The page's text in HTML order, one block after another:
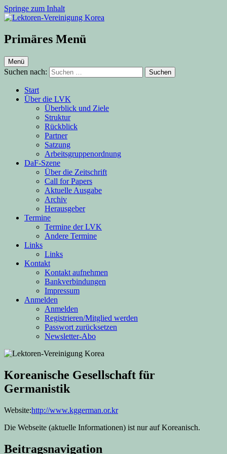
Springe zum Inhalt
Lektoren-Vereinigung Korea
Primäres Menü
Menü
Suchen nach:
Start
Über die LVK
Überblick und Ziele
Struktur
Rückblick
Partner
Satzung
Arbeitsgruppenordnung
DaF-Szene
Über die Zeitschrift
Call for Papers
Aktuelle Ausgabe
Archiv
Herausgeber
Termine
Termine der LVK
Andere Termine
Links
Links
Kontakt
Kontakt aufnehmen
Bankverbindungen
Impressum
Anmelden
Anmelden
Registrieren/Mitglied werden
Passwort zurücksetzen
Newsletter-Abo
Koreanische Gesellschaft für
Germanistik
Website:http://www.kggerman.or.kr
Die Webseite (aktuelle Informationen) ist nur auf Koreanisch.
Beitragsnavigation